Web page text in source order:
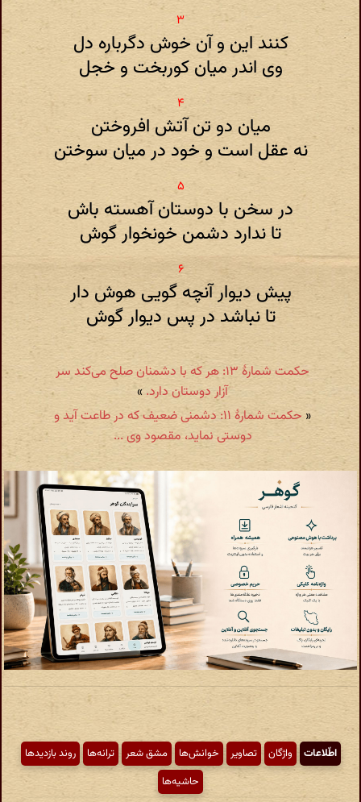
کنند این و آن خوش دگرباره دل
وی اندر میان کوربخت و خجل
میان دو تن آتش افروختن
نه عقل است و خود در میان سوختن
در سخن با دوستان آهسته باش
تا ندارد دشمن خونخوار گوش
پیش دیوار آنچه گویی هوش دار
تا نباشد در پس دیوار گوش
حکمت شمارهٔ ۱۳: هر که با دشمنان صلح می‌کند سر
آزار دوستان دارد. »
«
حکمت شمارهٔ ۱۱: دشمنی ضعیف که در طاعت آید و
دوستی نماید، مقصود وی ...
اطّلاعات واژگان تصاویر خوانش‌ها مشق شعر ترانه‌ها
روند بازدیدها
حاشیه‌ها